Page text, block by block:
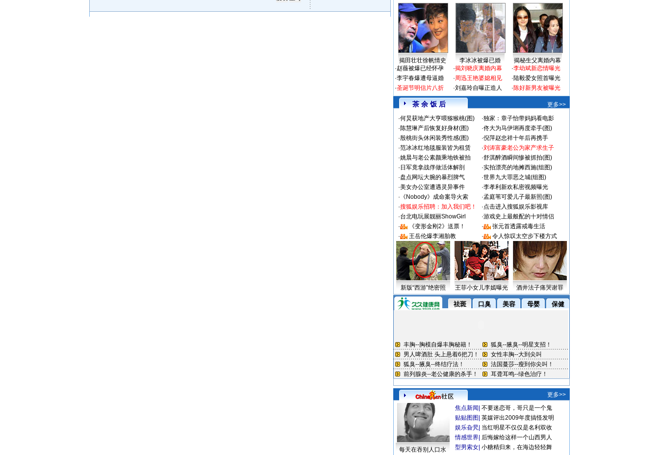
揭田壮壮徐帆情史 李冰冰被爆已婚
揭秘生父离婚内幕
·赵薇被爆已经怀孕
·李宇春爆遭母逼婚
·圣诞节明信片八折
·揭刘晓庆离婚内幕
·周迅王艳婆媳相见
·刘嘉玲自曝正造人
·李幼斌新恋情曝光
·陆毅爱女照首曝光
·陈好新男友被曝光
茶 余 饭 后
更多>>
·何炅获地产大亨喂猕猴桃(图) ·独家：章子怡带妈妈看电影
·陈慧琳产后恢复好身材(图) ·佟大为马伊琍再度牵手(图)
·殷桃街头休闲装秀性感(图) ·倪萍赵忠祥十年后再携手
·范冰冰红地毯服装皆为租赁 ·刘涛富豪老公为家产求生子
·姚晨与老公素颜乘地铁被拍 ·舒淇醉酒瞬间惨被抓拍(图)
· 日军竟拿战俘做活体解剖 ·实拍漂亮的地摊西施(组图)
·盘点网坛大腕的暴烈脾气 ·世界九大罪恶之城(组图)
·美女办公室遭遇灵异事件 ·李孝利新欢私密视频曝光
· 《Nobody》成命案导火索 ·孟庭苇可爱儿子最新照(图)
·搜狐娱乐招聘：加入我们吧！ ·点击进入搜狐娱乐影视库
·台北电玩展靓丽ShowGirl ·游戏史上最般配的十对情侣
·
《变形金刚2》送票！ ·
张元首透露戒毒生活
·
王岳伦爆李湘胎教 · 令人惊叹太空步下楼方式
新版“西游”绝密照 王菲小女儿李嫣曝光 酒井法子痛哭谢罪
更多>>
每天在吞别人口水
焦点新闻 不要迷恋哥，哥只是一个鬼
贴贴图图 英媒评出2009年度搞怪发明
娱乐旮旯 当红明星不仅仅是名利双收
情感世界 后悔嫁给这样一个山西男人
型男索女 小糖精归来，在海边轻轻舞